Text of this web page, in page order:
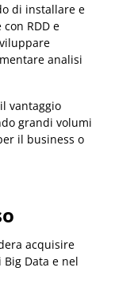
di installare e
RDD e
analisi
vantaggio
grandi volumi
il business o
acquisire
Big Data e nel